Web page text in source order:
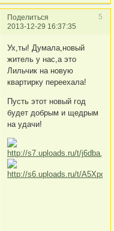
Поделиться
5
2013-12-29 16:37:35
Ух,ты! Думала,новый
житель у нас,а это
Лильчик на новую
квартирку переехала!
Пусть этот новый год
будет добрым и щедрым
на удачи!